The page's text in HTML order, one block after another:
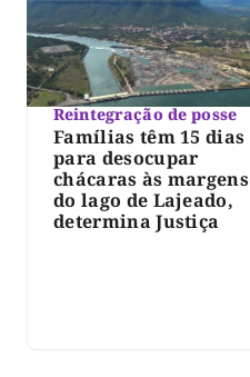
Reintegração de posse
Famílias têm 15 dias
para desocupar
chácaras às margens
do lago de Lajeado,
determina Justiça